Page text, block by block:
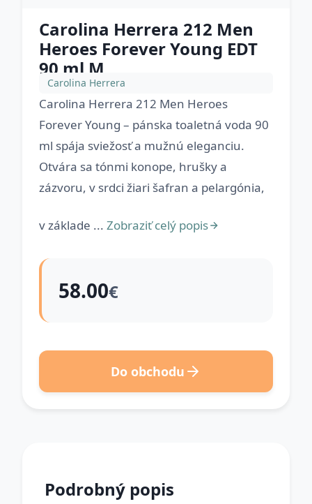
Carolina Herrera 212 Men
Heroes Forever Young EDT
90 ml M
Carolina Herrera
Carolina Herrera 212 Men Heroes
Forever Young – pánska toaletná voda 90
ml spája sviežosť a mužnú eleganciu.
Otvára sa tónmi konope, hrušky a
zázvoru, v srdci žiari šafran a pelargónia,
v základe ... Zobraziť celý popis
58.00€
Do obchodu
Podrobný popis